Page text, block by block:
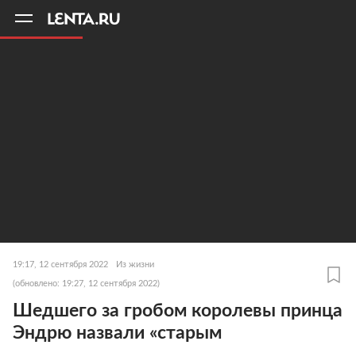
19:17, 12 сентября 2022 Из жизни
(обновлено: 19:27, 12 сентября 2022)
Шедшего за гробом королевы принца
Эндрю назвали «старым